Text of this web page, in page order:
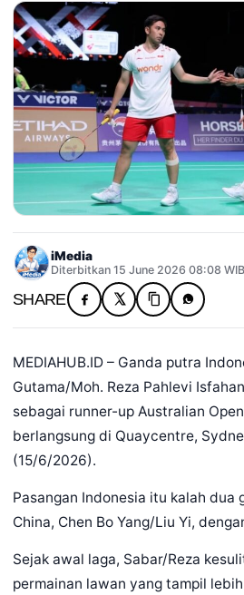
iMedia
Diterbitkan 15 June 2026 08:08 WIB
SHARE
MEDIAHUB.ID – Ganda putra
Gutama/Moh. Reza Pahlevi
sebagai runner-up Australian
berlangsung di Quaycentre,
(15/6/2026).
Pasangan Indonesia itu kalah dua
China, Chen Bo Yang/Liu Yi,
Sejak awal laga, Sabar/Reza
permainan lawan yang tampil